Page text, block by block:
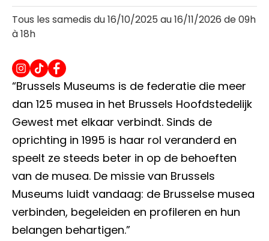
Tous les samedis du 16/10/2025 au 16/11/2026 de 09h
à 18h
“Brussels Museums is de federatie die meer
dan 125 musea in het Brussels Hoofdstedelijk
Gewest met elkaar verbindt. Sinds de
oprichting in 1995 is haar rol veranderd en
speelt ze steeds beter in op de behoeften
van de musea. De missie van Brussels
Museums luidt vandaag: de Brusselse musea
verbinden, begeleiden en profileren en hun
belangen behartigen.”